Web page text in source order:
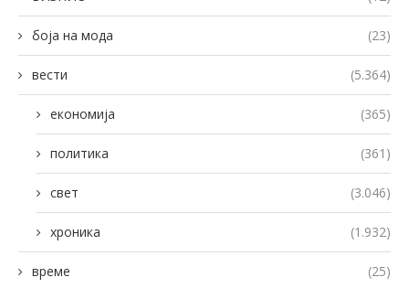
боја на мода (23)
вести (5.364)
економија (365)
политика (361)
свет (3.046)
хроника (1.932)
време (25)